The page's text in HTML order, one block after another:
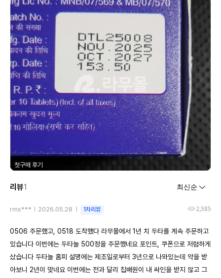
첫구매 후기
리뷰1
rms*** 2026.05.28 1차리뷰 2,585
0506 주문했고, 0518 도착했다 라무몰에서 1년 치 두타를 계속 주문하고
있습니다 이번에는 두타놀 500정을 주문했네요 포인트, 쿠폰으로 저렴하게
샀습니다 두타놀 홈피 설명에는 제조일로부터 3년으로 나와있는데 약을 받
아보니 2년이 맞네요 이번에는 전과 달리 집배원이 내 싸인을 받지 않고 그